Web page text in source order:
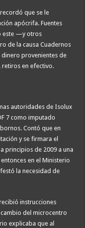
que se le
apócrifa. Fuentes
este —y otros
de la causa Cuadernos
provenientes de
retiros en efectivo.
autoridades de Isolux
7 como imputado
Contó que en
y se firmara el
principios de 2009 a una
en el Ministerio
la necesidad de
instrucciones
del microcentro
explicaba que al